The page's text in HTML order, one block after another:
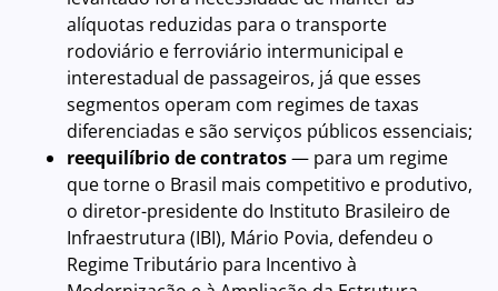
alíquotas reduzidas para o transporte
rodoviário e ferroviário intermunicipal e
interestadual de passageiros, já que esses
segmentos operam com regimes de taxas
diferenciadas e são serviços públicos essenciais;
reequilíbrio de contratos— para um regime
que torne o Brasil mais competitivo e produtivo,
o diretor-presidente do Instituto Brasileiro de
Infraestrutura (IBI), Mário Povia, defendeu o
Regime Tributário para Incentivo à